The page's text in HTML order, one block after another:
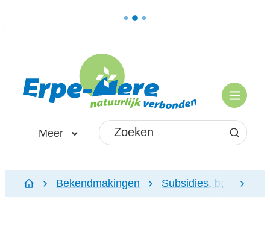
Meer
Waarmee kunnen we jou helpen?
Zoeken
Menu
Startpagina
Bekendmakingen Subsidies,